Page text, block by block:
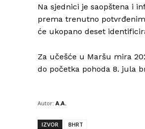
Na sjednici je saopštena i
prema trenutno
će ukopano deset
Za učešće u Maršu mira
do početka pohoda 8. jula
Autor: A.A.
IZVOR BHRT